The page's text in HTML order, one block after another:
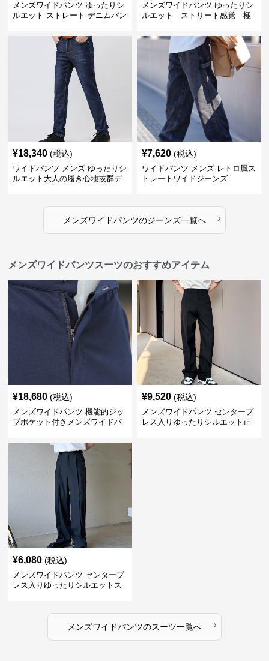
メンズワイドパンツ ゆったりシ
ルエット ストレート デニムパン
メンズワイドパンツ ゆったりシ
ルエット ストリート感覚 極
¥18,340 (税込)
ワイドパンツ メンズ ゆったりシ
ルエット大人の履き心地抜群デ
¥7,620 (税込)
ワイドパンツ メンズ レトロ風ス
トレートワイドジーンズ
メンズワイドパンツのジーンズ一覧へ ›
メンズワイドパンツスーツのおすすめアイテム
¥18,680 (税込)
メンズワイドパンツ 機能的ジッ
プポケット付きメンズワイドパ
¥9,520 (税込)
メンズワイドパンツ センタープ
レス入りゆったりシルエット正
¥6,080 (税込)
メンズワイドパンツ センタープ
レス入りゆったりシルエットス
メンズワイドパンツのスーツ一覧へ ›